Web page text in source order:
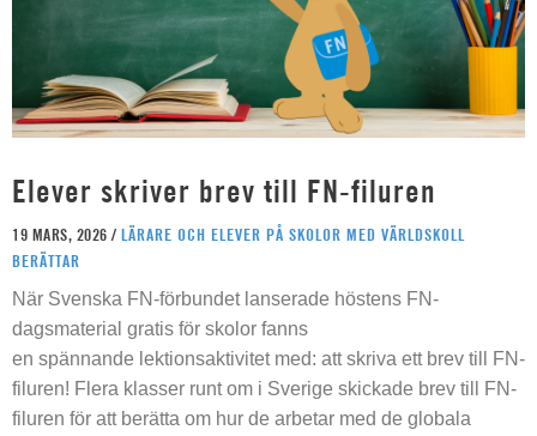
Elever skriver brev till FN-filuren
19 MARS, 2026 / LÄRARE OCH ELEVER PÅ SKOLOR MED VÄRLDSKOLL
BERÄTTAR
När Svenska FN-förbundet lanserade höstens FN-
dagsmaterial gratis för skolor fanns
en spännande lektionsaktivitet med: att skriva ett brev till FN-
filuren! Flera klasser runt om i Sverige skickade brev till FN-
filuren för att berätta om hur de arbetar med de globala